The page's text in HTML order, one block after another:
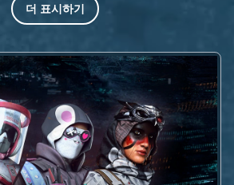
더 표시하기